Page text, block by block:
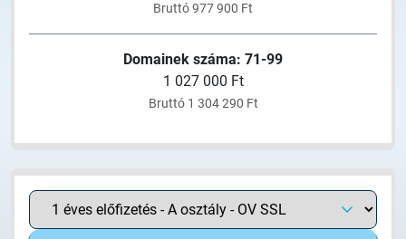
Bruttó 977 900 Ft
Domainek száma: 71-99
1 027 000 Ft
Bruttó 1 304 290 Ft